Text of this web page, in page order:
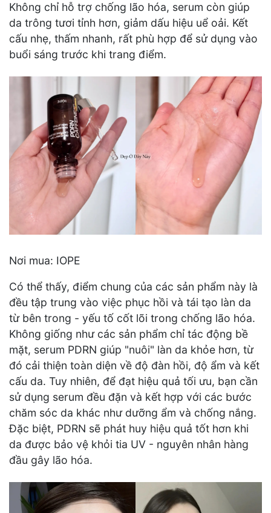
Không chỉ hỗ trợ chống lão hóa, serum còn giúp
da trông tươi tỉnh hơn, giảm dấu hiệu uể oải. Kết
cấu nhẹ, thấm nhanh, rất phù hợp để sử dụng vào
buổi sáng trước khi trang điểm.
Nơi mua: IOPE
Có thể thấy, điểm chung của các sản phẩm này là
đều tập trung vào việc phục hồi và tái tạo làn da
từ bên trong - yếu tố cốt lõi trong chống lão hóa.
Không giống như các sản phẩm chỉ tác động bề
mặt, serum PDRN giúp "nuôi" làn da khỏe hơn, từ
đó cải thiện toàn diện về độ đàn hồi, độ ẩm và kết
cấu da. Tuy nhiên, để đạt hiệu quả tối ưu, bạn cần
sử dụng serum đều đặn và kết hợp với các bước
chăm sóc da khác như dưỡng ẩm và chống nắng.
Đặc biệt, PDRN sẽ phát huy hiệu quả tốt hơn khi
da được bảo vệ khỏi tia UV - nguyên nhân hàng
đầu gây lão hóa.